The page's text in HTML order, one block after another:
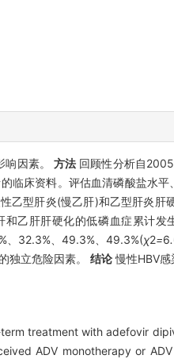
因素。 方法 回顾性分析自
临床资料。评估血清磷酸盐水
乙型肝炎(慢乙肝)和乙型肝炎肝
乙肝肝硬化的低磷血症累计发
、32.3%、49.3%、49.3%(χ2=6.
独立危险因素。 结论慢性HBV感
treatment with adefovir
ADV monotherapy or